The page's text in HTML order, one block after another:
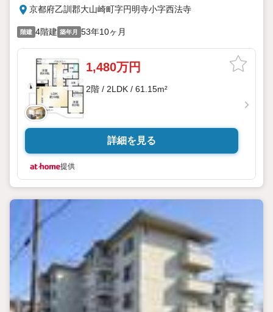
京都府乙訓郡大山崎町字円明寺小字西法寺
階建 4階建 築年月 53年10ヶ月
1,480万円
2階 / 2LDK / 61.15m²
詳細を見る
提供